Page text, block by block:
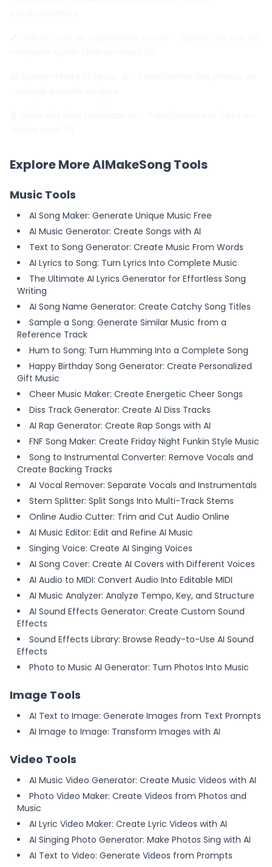
Explore More AIMakeSong Tools
Music Tools
AI Song Maker: Generate Unique Music Free
AI Music Generator: Create Songs with AI
Text to Song Generator: Create Music From Words
AI Lyrics to Song: Turn Lyrics Into Complete Music
The Ultimate AI Lyrics Generator for Effortless Song
Writing
AI Song Name Generator: Create Catchy Song Titles
Sample a Song: Generate Similar Music from a
Reference Track
Hum to Song: Turn Humming Into a Complete Song
Happy Birthday Song Generator: Create Personalized
Gift Music
Cheer Music Maker: Create Energetic Cheer Songs
Diss Track Generator: Create AI Diss Tracks
AI Rap Generator: Create Rap Songs with AI
FNF Song Maker: Create Friday Night Funkin Style Music
Song to Instrumental Converter: Remove Vocals and
Create Backing Tracks
AI Vocal Remover: Separate Vocals and Instrumentals
Stem Splitter: Split Songs Into Multi-Track Stems
Online Audio Cutter: Trim and Cut Audio Online
AI Music Editor: Edit and Refine AI Music
Singing Voice: Create AI Singing Voices
AI Song Cover: Create AI Covers with Different Voices
AI Audio to MIDI: Convert Audio Into Editable MIDI
AI Music Analyzer: Analyze Tempo, Key, and Structure
AI Sound Effects Generator: Create Custom Sound
Effects
Sound Effects Library: Browse Ready-to-Use AI Sound
Effects
Photo to Music AI Generator: Turn Photos Into Music
Image Tools
AI Text to Image: Generate Images from Text Prompts
AI Image to Image: Transform Images with AI
Video Tools
AI Music Video Generator: Create Music Videos with AI
Photo Video Maker: Create Videos from Photos and
Music
AI Lyric Video Maker: Create Lyric Videos with AI
AI Singing Photo Generator: Make Photos Sing with AI
AI Text to Video: Generate Videos from Prompts